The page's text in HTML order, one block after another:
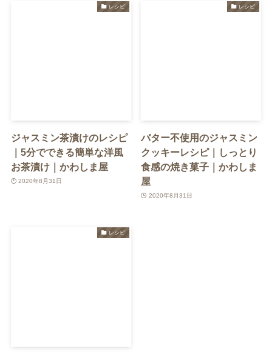
レシピ
ジャスミン茶漬けのレシピ
｜5分でできる簡単な洋風
お茶漬け｜かわしま屋
2020年8月31日
レシピ
バター不使用のジャスミン
クッキーレシピ｜しっとり
食感の焼き菓子｜かわしま
屋
2020年8月31日
レシピ